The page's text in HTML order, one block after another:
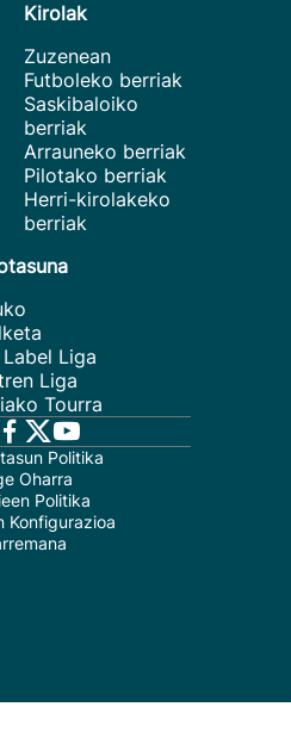
Kirolak
Zuzenean
Futboleko berriak
Saskibaloiko
berriak
Arrauneko berriak
Pilotako berriak
Herri-kirolakeko
berriak
Liga
Liga
Tourra
Politika
Oharra
Politika
Konfigurazioa